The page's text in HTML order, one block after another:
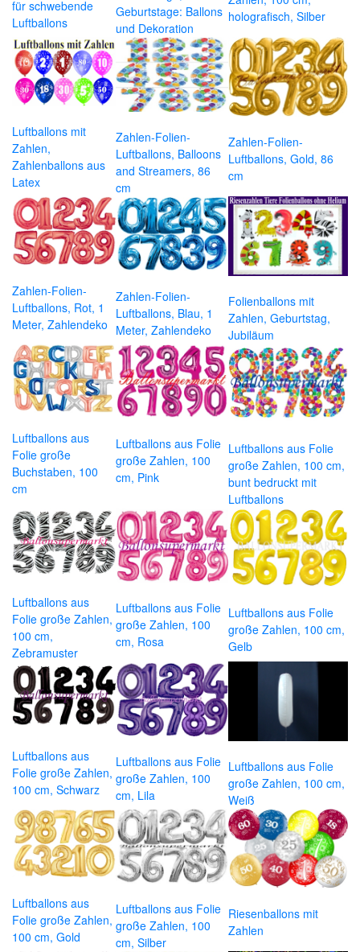
für schwebende
Luftballons
Geburtstage: Ballons
und Dekoration
holografisch, Silber
Luftballons mit
Zahlen,
Zahlenballons aus
Latex
Zahlen-Folien-
Luftballons, Balloons
and Streamers, 86
cm
Zahlen-Folien-
Luftballons, Gold, 86
cm
Zahlen-Folien-
Luftballons, Rot, 1
Meter, Zahlendeko
Zahlen-Folien-
Luftballons, Blau, 1
Meter, Zahlendeko
Folienballons mit
Zahlen, Geburtstag,
Jubiläum
Luftballons aus
Folie große
Buchstaben, 100
cm
Luftballons aus Folie
große Zahlen, 100
cm, Pink
Luftballons aus Folie
große Zahlen, 100 cm,
bunt bedruckt mit
Luftballons
Luftballons aus
Folie große Zahlen,
100 cm,
Zebramuster
Luftballons aus Folie
große Zahlen, 100
cm, Rosa
Luftballons aus Folie
große Zahlen, 100 cm,
Gelb
Luftballons aus
Folie große Zahlen,
100 cm, Schwarz
Luftballons aus Folie
große Zahlen, 100
cm, Lila
Luftballons aus Folie
große Zahlen, 100 cm,
Weiß
Luftballons aus
Folie große Zahlen,
100 cm, Gold
Luftballons aus Folie
große Zahlen, 100
cm, Silber
Riesenballons mit
Zahlen